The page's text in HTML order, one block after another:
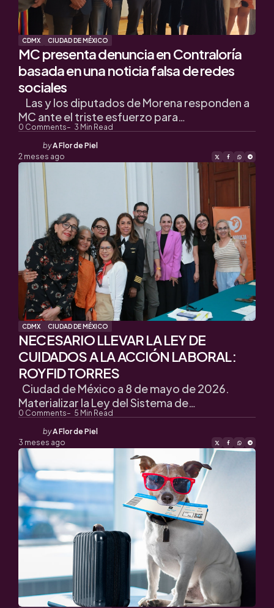
CDMX CIUDAD DE MÉXICO
MC presenta denuncia en Contraloría
basada en una noticia falsa de redes
sociales
0 Comments 3 Min Read
Las y los diputados de Morena responden a
MC ante el triste esfuerzo para…
Posted
by
byA Flor de Piel
2 meses ago
CDMX CIUDAD DE MÉXICO
NECESARIO LLEVAR LA LEY DE
CUIDADOS A LA ACCIÓN LABORAL:
ROYFID TORRES
0 Comments 5 Min Read
Ciudad de México a 8 de mayo de 2026.
Materializar la Ley del Sistema de…
Posted
by
byA Flor de Piel
3 meses ago